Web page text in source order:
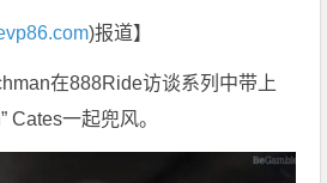
)报道】
在888Ride访谈系列中带上
Cates一起兜风。